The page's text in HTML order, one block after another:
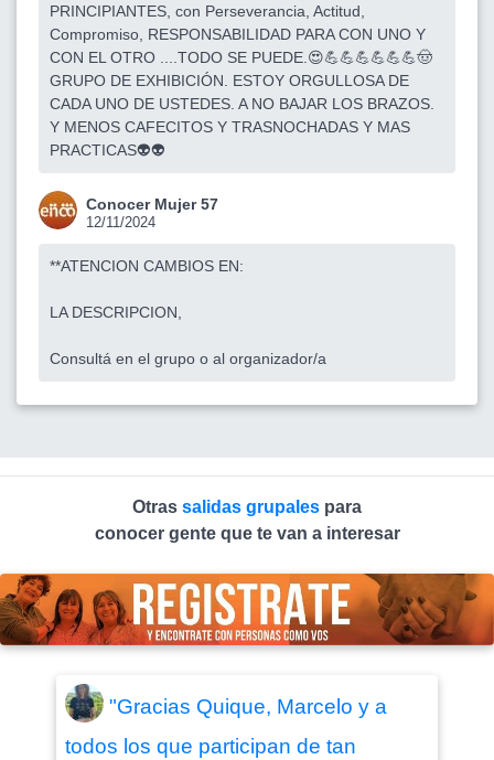
PRINCIPIANTES, con Perseverancia, Actitud,
Compromiso, RESPONSABILIDAD PARA CON UNO Y
CON EL OTRO ....TODO SE PUEDE.😍💪💪💪💪💪💪🤠
GRUPO DE EXHIBICIÓN. ESTOY ORGULLOSA DE
CADA UNO DE USTEDES. A NO BAJAR LOS BRAZOS.
Y MENOS CAFECITOS Y TRASNOCHADAS Y MAS
PRACTICAS👽👽
Conocer Mujer 57
12/11/2024
**ATENCION CAMBIOS EN:
LA DESCRIPCION,
Consultá en el grupo o al organizador/a
Otras salidas grupales para
conocer gente que te van a interesar
"Gracias Quique, Marcelo y a
todos los que participan de tan